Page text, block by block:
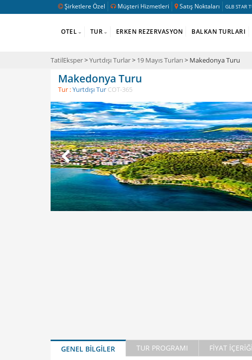
Şirketlere Özel Müşteri Hizmetleri Satış Noktaları GLB STAR
OTEL TUR ERKEN REZERVASYON BALKAN TURLARI
TatilEksper>Yurtdışı Turlar> 19 Mayıs Turları> Makedonya Turu
Makedonya Turu
Tur :Yurtdışı Tur COT-365
GENEL BİLGİLER TUR PROGRAMI FİYAT İÇERİĞİ